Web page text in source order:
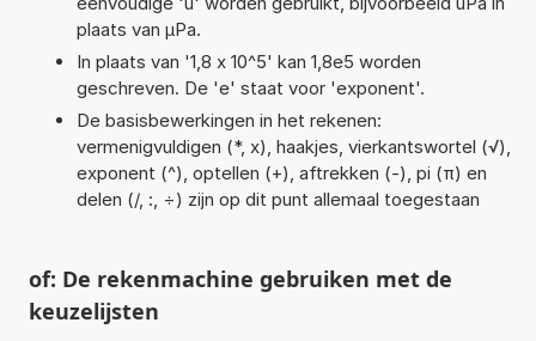
plaats van µPa.
In plaats van '1,8 x 10^5' kan 1,8e5 worden
geschreven. De 'e' staat voor 'exponent'.
De basisbewerkingen in het rekenen:
vermenigvuldigen (*, x), haakjes, vierkantswortel (√),
exponent (^), optellen (+), aftrekken (-), pi (π) en
delen (/, :, ÷) zijn op dit punt allemaal toegestaan
of: De rekenmachine gebruiken met de
keuzelijsten